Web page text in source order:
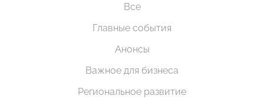
Все
Главные события
Анонсы
Важное для бизнеса
Региональное развитие